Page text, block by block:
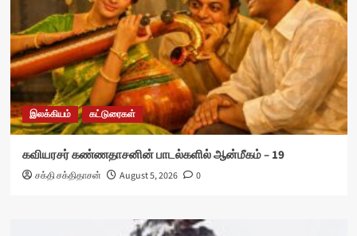
இலக்கியம் கட்டுரைகள்
கவியரசர் கண்ணதாசனின் பாடல்களில் ஆன்மீகம் – 19
சக்தி சக்திதாசன் August 5, 2026 0